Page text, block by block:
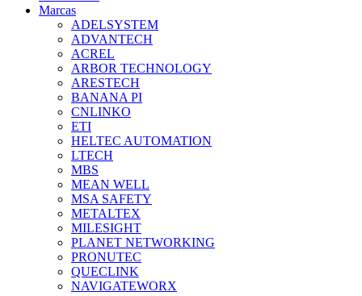
Marcas
ADELSYSTEM
ADVANTECH
ACREL
ARBOR TECHNOLOGY
ARESTECH
BANANA PI
CNLINKO
ETI
HELTEC AUTOMATION
LTECH
MBS
MEAN WELL
MSA SAFETY
METALTEX
MILESIGHT
PLANET NETWORKING
PRONUTEC
QUECLINK
NAVIGATEWORX